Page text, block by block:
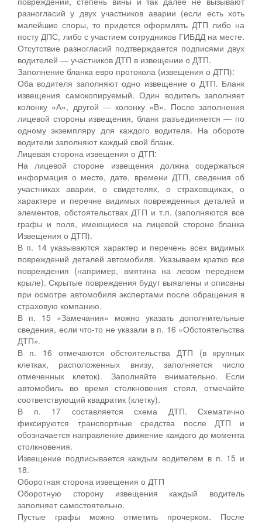
разногласий у двух участников аварии (если есть хоть
малейшие споры, то придется оформлять ДТП либо на
посту ДПС, либо с участием сотрудников ГИБДД на месте.
Отсутствие разногласий подтверждается подписями двух
водителей — участников ДТП в извещении о ДТП.
Заполнение бланка евро протокола (извещения о ДТП):
Оба водителя заполняют одно извещение о ДТП. Бланк
извещения самокопируемый. Один водитель заполняет
колонку «А», другой ― колонку «В». После заполнения
лицевой стороны извещения, бланк разъединяется — по
одному экземпляру для каждого водителя. На обороте
водители заполняют каждый свой бланк.
Лицевая сторона извещения о ДТП:
На лицевой стороне извещения должна содержаться
информация о месте, дате, времени ДТП, сведения об
участниках аварии, о свидетелях, о страховщиках, о
характере и перечне видимых поврежденных деталей и
элементов, обстоятельствах ДТП и т.п. (заполняются все
графы и поля, имеющиеся на лицевой стороне бланка
Извещения о ДТП).
В п. 14 указываются характер и перечень всех видимых
повреждений деталей автомобиля. Указываем кратко все
повреждения (например, вмятина на левом переднем
крыле). Скрытые повреждения будут выявлены и описаны
при осмотре автомобиля экспертами после обращения в
страховую компанию.
В п. 15 «Замечания» можно указать дополнительные
сведения, если что-то не указали в п. 16 «Обстоятельства
ДТП».
В п. 16 отмечаются обстоятельства ДТП (в крупных
клетках, расположенных внизу, заполняется число
отмеченных клеток). Заполняйте внимательно. Если
автомобиль во время столкновения стоял, отмечайте
соответствующий квадратик (клетку).
В п. 17 составляется схема ДТП. Схематично
фиксируются транспортные средства после ДТП и
обозначается направление движение каждого до момента
столкновения.
Извещение подписывается каждым водителем в п. 15 и
18.
Оборотная сторона извещения о ДТП
Оборотную сторону извещения каждый водитель
заполняет самостоятельно.
Пустые графы можно отметить прочерком. После